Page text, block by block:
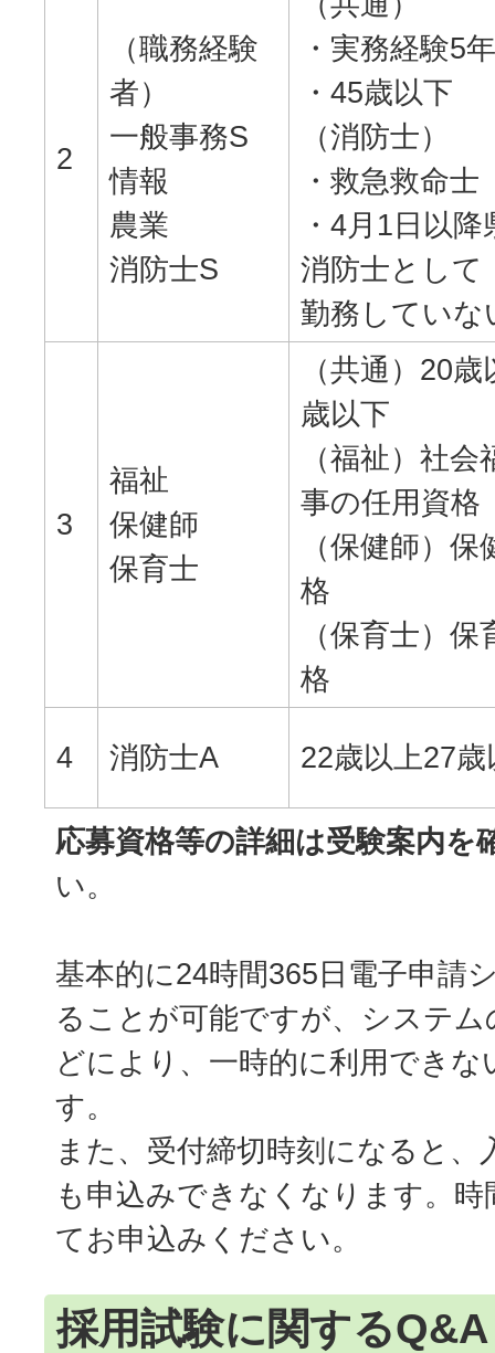
2
（職務経験
者）
一般事務S
情報
農業
消防士S
・実務経験5
・45歳以下
（消防士）
・救急救命士
・4月1日以
消防士として
勤務していな
3
福祉
保健師
保育士
（共通）20
歳以下
（福祉）社会
事の任用資格
（保健師）保
格
（保育士）保
格
4 消防士A 22歳以上27歳
応募資格等の詳細は受験案内を
い。
基本的に24時間365日電子申請
ることが可能ですが、システ
どにより、一時的に利用できな
す。
また、受付締切時刻になると、
も申込みできなくなります。
てお申込みください。
採用試験に関するQ&A